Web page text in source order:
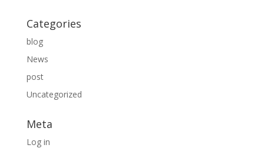
Categories
blog
News
post
Uncategorized
Meta
Log in